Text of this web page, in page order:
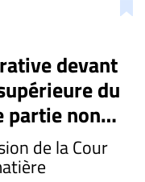
devant
du
partie non
de la Cour